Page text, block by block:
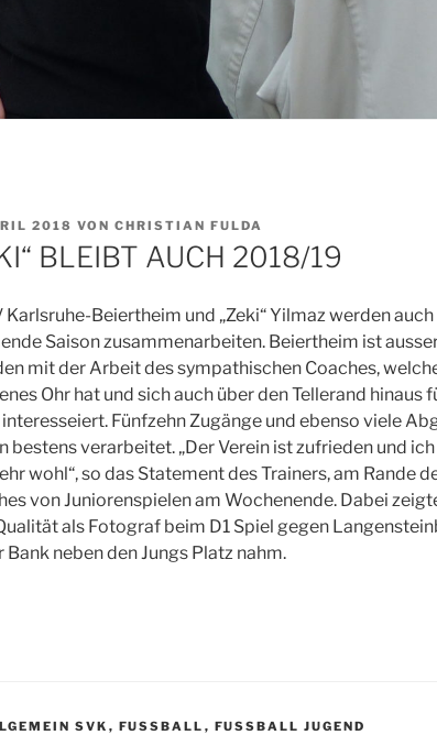
2018 VON CHRISTIAN FULDA
BLEIBT AUCH 2018/19
Karlsruhe-Beiertheim und „Zeki“ Yilmaz werden auch
Saison zusammenarbeiten. Beiertheim ist
mit der Arbeit des sympathischen Coaches,
Ohr hat und sich auch über den Tellerand hinaus
Fünfzehn Zugänge und ebenso viele
bestens verarbeitet. „Der Verein ist zufrieden und
wohl“, so das Statement des Trainers, am Rande
von Juniorenspielen am Wochenende. Dabei zeigte
als Fotograf beim D1 Spiel gegen
Bank neben den Jungs Platz nahm.
SVK , FUSSBALL , FUSSBALL JUGEND